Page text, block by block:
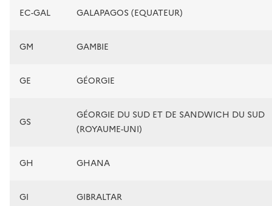
EC-GAL GALAPAGOS (EQUATEUR)
GM GAMBIE
GE GÉORGIE
GS
GÉORGIE DU SUD ET DE SANDWICH DU SUD
(ROYAUME-UNI)
GH GHANA
GI GIBRALTAR